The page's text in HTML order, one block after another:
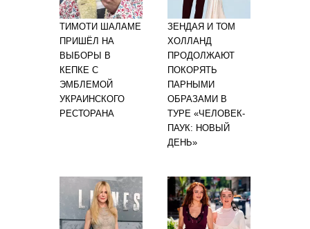
ТИМОТИ ШАЛАМЕ
ПРИШЁЛ НА
ВЫБОРЫ В
КЕПКЕ С
ЭМБЛЕМОЙ
УКРАИНСКОГО
РЕСТОРАНА
ЗЕНДАЯ И ТОМ
ХОЛЛАНД
ПРОДОЛЖАЮТ
ПОКОРЯТЬ
ПАРНЫМИ
ОБРАЗАМИ В
ТУРЕ «ЧЕЛОВЕК-
ПАУК: НОВЫЙ
ДЕНЬ»